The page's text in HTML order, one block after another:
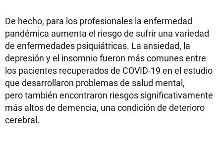
De hecho, para los profesionales la enfermedad
pandémica aumenta el riesgo de sufrir una variedad
de enfermedades psiquiátricas. La ansiedad, la
depresión y el insomnio fueron más comunes entre
los pacientes recuperados de COVID-19 en el estudio
que desarrollaron problemas de salud mental,
pero también encontraron riesgos significativamente
más altos de demencia, una condición de deterioro
cerebral.